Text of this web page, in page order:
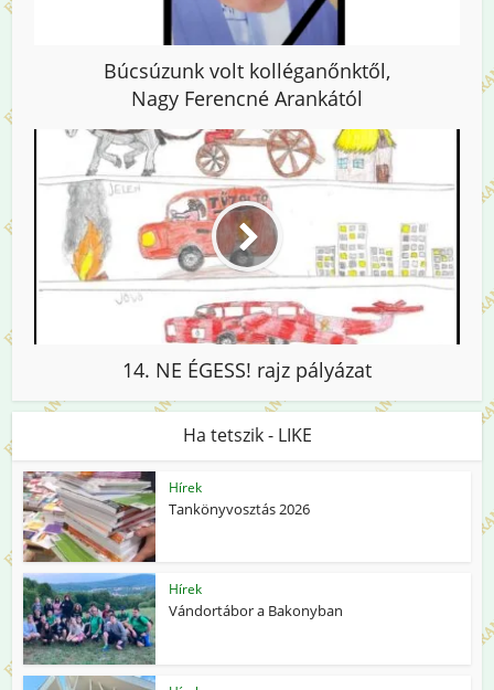
Búcsúzunk volt kolléganőnktől,
Nagy Ferencné Arankától
14. NE ÉGESS! rajz pályázat
Ha tetszik - LIKE
Hírek
Tankönyvosztás 2026
Hírek
Vándortábor a Bakonyban